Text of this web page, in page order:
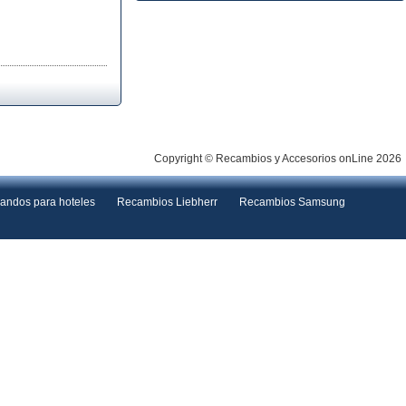
Copyright © Recambios y Accesorios onLine 2026
para hoteles Recambios Liebherr Recambios Samsung